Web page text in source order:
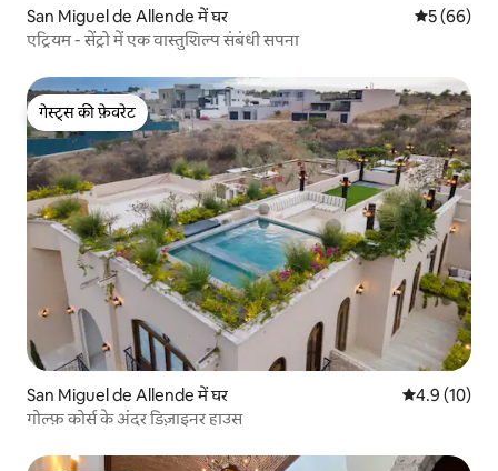
San Miguel de Allende में घर औसत रेटिंग
5 (66)
एट्रियम - सेंट्रो में एक वास्तुशिल्प संबंधी सपना
गेस्ट्स की फ़ेवरेट
गेस्ट्स की फ़ेवरेट
San Miguel de Allende में घर औसत रेटिंग 5
4.9 (10)
गोल्फ़ कोर्स के अंदर डिज़ाइनर हाउस